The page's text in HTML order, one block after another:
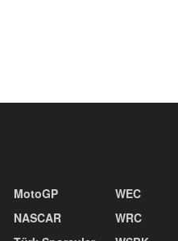
MotoGP
NASCAR
WEC
WRC